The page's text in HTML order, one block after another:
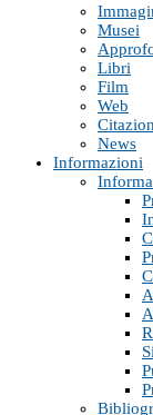
Musei
Libri
Film
Web
News
Informazioni